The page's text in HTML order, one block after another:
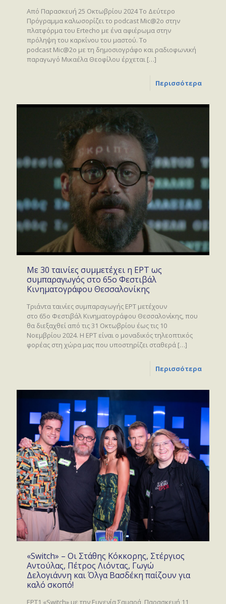
Από Παρασκευή 25 Οκτωβρίου 2024 Το Δεύτερο
Πρόγραμμα καλωσορίζει το podcast Mic@2ο στην
πλατφόρμα του Ertecho με ένα αφιέρωμα στην
πρόληψη του καρκίνου του μαστού. Το
podcast Mic@2o με τη δημοσιογράφο και ραδιοφωνική
παραγωγό Μικαέλα Θεοφίλου έρχεται […]
Περισσότερα
Με 30 ταινίες συμμετέχει η ΕΡΤ ως
συμπαραγωγός στο 65ο Φεστιβάλ
Κινηματογράφου Θεσσαλονίκης
Τριάντα ταινίες συμπαραγωγής ΕΡΤ μετέχουν
στο 65ο Φεστιβάλ Κινηματογράφου Θεσσαλονίκης, που
θα διεξαχθεί από τις 31 Οκτωβρίου έως τις 10
Νοεμβρίου 2024. Η ΕΡΤ είναι ο μοναδικός τηλεοπτικός
φορέας στη χώρα μας που υποστηρίζει σταθερά […]
Περισσότερα
«Switch» – Οι Στάθης Κόκκορης, Στέργιος
Αντούλας, Πέτρος Λιόντας, Γωγώ
Δελογιάννη και Όλγα Βασδέκη παίζουν για
καλό σκοπό!
ΕΡΤ1 «Switch» με την Ευγενία Σαμαρά Παρασκευή 11